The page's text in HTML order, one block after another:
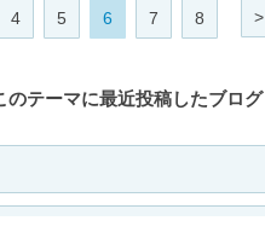
4 5 6 7 8 >
のテーマに最近投稿したブログ